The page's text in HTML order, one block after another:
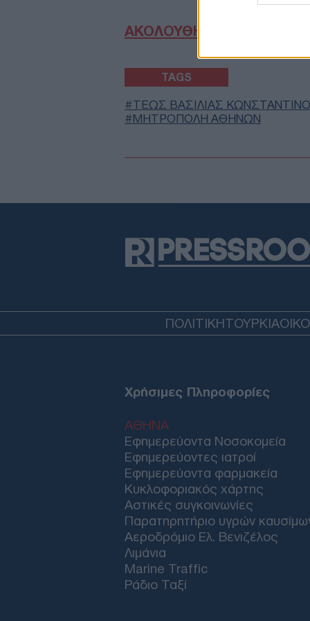
ΑΚΟΛΟΥΘΗΣΤΕ ΜΑΣ ΣΤΟ
TAGS
ΤΕΩΣ ΒΑΣΙΛΙΑΣ
ΜΗΤΡΟΠΟΛΗ ΑΘΗΝΩΝ
ΠΟΛΙΤΙΚΗΤΟΥΡΚΙΑ
Χρήσιμες Πληροφορίες
ΑΘΗΝΑ
Εφημερεύοντα Νοσοκομεία
Εφημερεύοντες ιατροί
Εφημερεύοντα φαρμακεία
Κυκλοφοριακός χάρτης
Αστικές συγκοινωνίες
Παρατηρητήριο υγρών
Αεροδρόμιο Ελ. Βενιζέλος
Λιμάνια
Marine Traffic
Ράδιο Ταξί